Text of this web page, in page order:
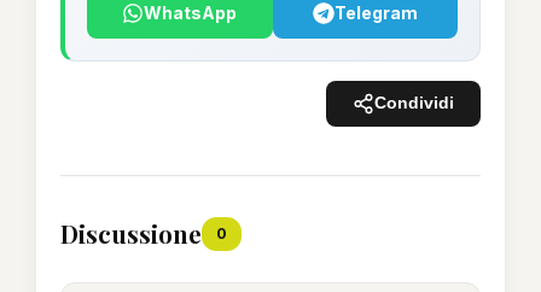
WhatsApp Telegram
Condividi
Discussione 0